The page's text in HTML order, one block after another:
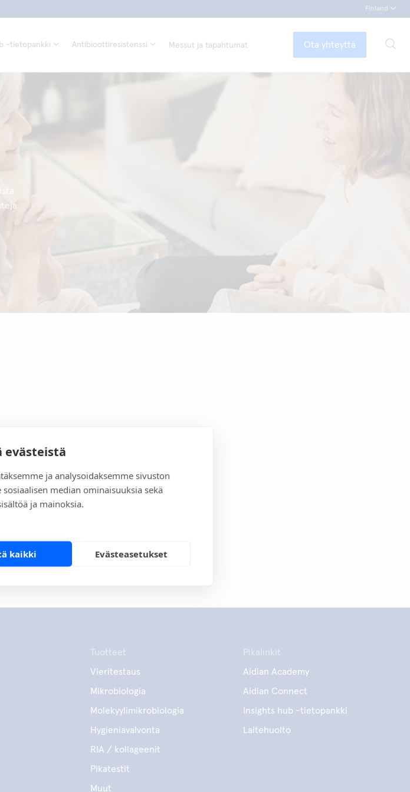
evästeistä
ja analysoidaksemme sivuston
median ominaisuuksia sekä
ja mainoksia.
kaikki Evästeasetukset
Finland
-tietopankki Antibioottiresistenssi Messut ja tapahtumat Ota yhteyttä
Tuotteet
Vieritestaus
Mikrobiologia
Molekyylimikrobiologia
Hygieniavalvonta
RIA / kollageenit
Pikatestit
Muut
Pikalinkit
Aidian Academy
Aidian Connect
Insights hub -tietopankki
Laitehuolto